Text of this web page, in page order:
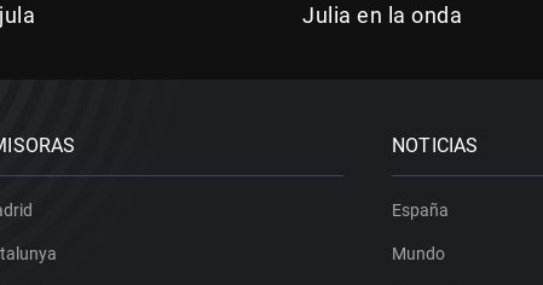
Julia en la onda
NOTICIAS
España
Mundo